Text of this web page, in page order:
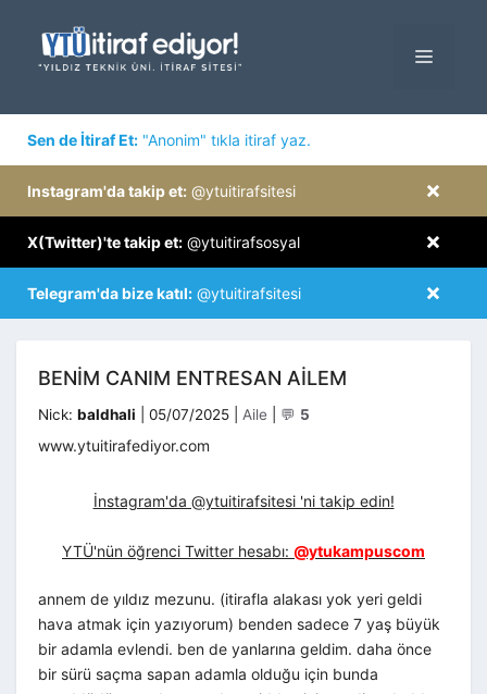
MENÜ
Sen de İtiraf Et: "Anonim" tıkla itiraf yaz.
×
Instagram'da takip et: @ytuitirafsitesi
×
X(Twitter)'te takip et: @ytuitirafsosyal
×
Telegram'da bize katıl: @ytuitirafsitesi
BENIM CANIM ENTRESAN AILEM
Nick: baldhali 05/07/2025 Kategoriler
Aile 💬 5
www.ytuitirafediyor.com
İnstagram'da @ytuitirafsitesi 'ni takip edin!
YTÜ'nün öğrenci Twitter hesabı: @ytukampuscom
annem de yıldız mezunu. (itirafla alakası yok yeri geldi
hava atmak için yazıyorum) benden sadece 7 yaş büyük
bir adamla evlendi. ben de yanlarına geldim. daha önce
bir sürü saçma sapan adamla olduğu için bunda